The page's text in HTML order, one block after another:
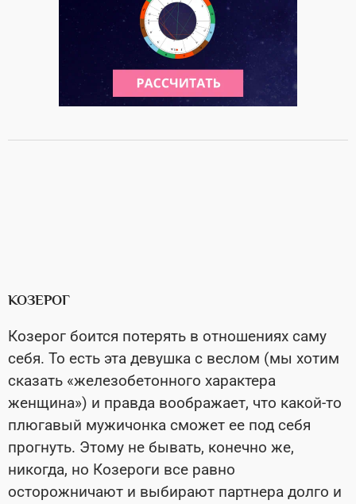
КОЗЕРОГ
Козерог боится потерять в отношениях саму
себя. То есть эта девушка с веслом (мы хотим
сказать «железобетонного характера
женщина») и правда воображает, что какой-то
плюгавый мужичонка сможет ее под себя
прогнуть. Этому не бывать, конечно же,
никогда, но Козероги все равно
осторожничают и выбирают партнера долго и